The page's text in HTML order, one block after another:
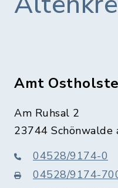
Amt
Am Ruhsal 2
23744 Schönwalde
04528/9174-0
04528/9174-